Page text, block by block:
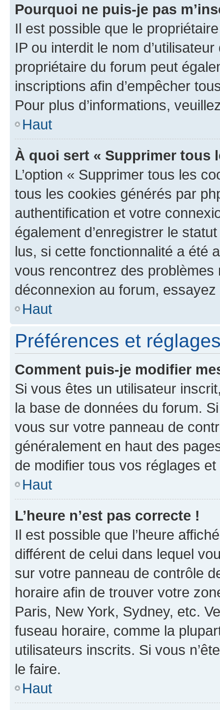
Pourquoi ne puis-je pas
Il est possible que le
IP ou interdit le nom
propriétaire du forum peut
inscriptions afin d’empêcher
Pour plus d’informations,
Haut
À quoi sert « Supprimer tous
L’option « Supprimer tous les
tous les cookies générés par
authentification et votre
également d’enregistrer le
lus, si cette fonctionnalité a été
vous rencontrez des
déconnexion au forum,
Haut
Préférences et
Comment puis-je modifier
Si vous êtes un utilisateur
la base de données du forum.
vous sur votre panneau de
généralement en haut des
de modifier tous vos réglages
Haut
L’heure n’est pas correcte !
Il est possible que l’heure
différent de celui dans lequel
sur votre panneau de contrôle
horaire afin de trouver votre
Paris, New York, Sydney, etc.
fuseau horaire, comme la
utilisateurs inscrits. Si vous
le faire.
Haut